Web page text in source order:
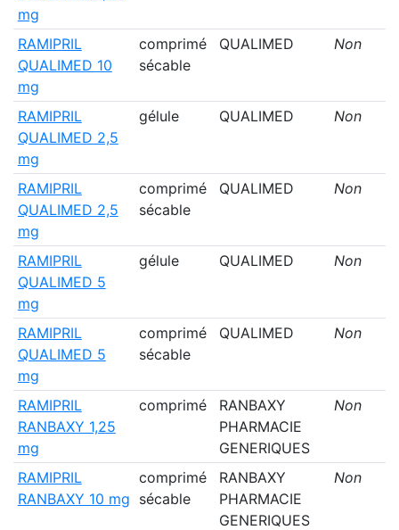
mg
RAMIPRIL
QUALIMED 10
mg
comprimé
sécable
QUALIMED Non
RAMIPRIL
QUALIMED 2,5
mg
gélule QUALIMED Non
RAMIPRIL
QUALIMED 2,5
mg
comprimé
sécable
QUALIMED Non
RAMIPRIL
QUALIMED 5
mg
gélule QUALIMED Non
RAMIPRIL
QUALIMED 5
mg
comprimé
sécable
QUALIMED Non
RAMIPRIL
RANBAXY 1,25
mg
comprimé
RANBAXY
PHARMACIE
GENERIQUES
Non
RAMIPRIL
RANBAXY 10 mg
comprimé
sécable
RANBAXY
PHARMACIE
GENERIQUES
Non